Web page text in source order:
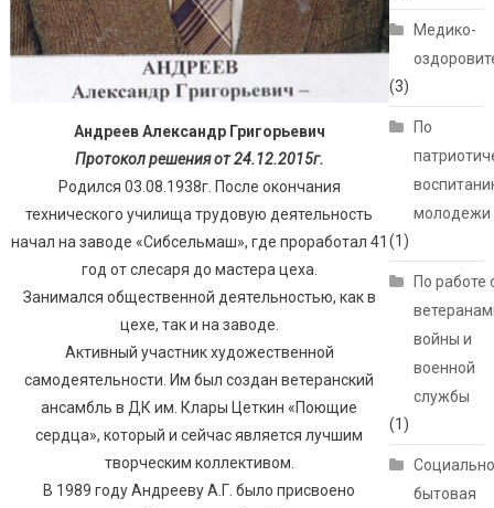
Андреев Александр Григорьевич
Протокол решения от 24.12.2015г.
Родился 03.08.1938г. После окончания
технического училища трудовую деятельность
начал на заводе «Сибсельмаш», где проработал 41
год от слесаря до мастера цеха.
Занимался общественной деятельностью, как в
цехе, так и на заводе.
Активный участник художественной
самодеятельности. Им был создан ветеранский
ансамбль в ДК им. Клары Цеткин «Поющие
сердца», который и сейчас является лучшим
творческим коллективом.
В 1989 году Андрееву А.Г. было присвоено
Медико-
(3)
По
молодежи
(1)
По работе
войны и
военной
службы
(1)
бытовая